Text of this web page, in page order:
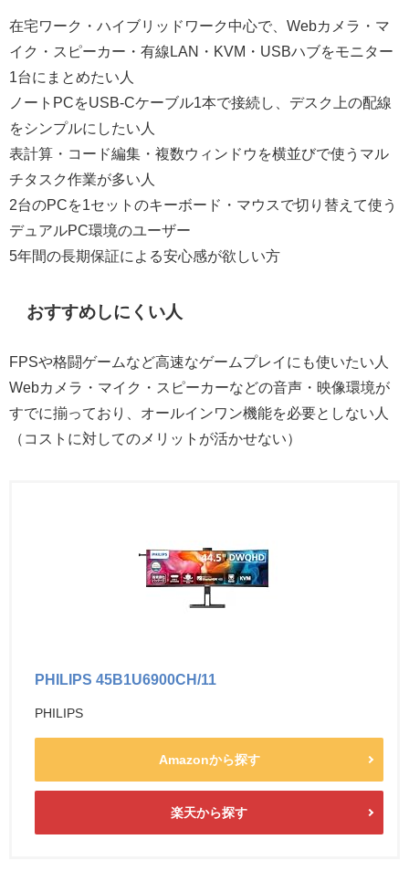
在宅ワーク・ハイブリッドワーク中心で、Webカメラ・マ
イク・スピーカー・有線LAN・KVM・USBハブをモニター
1台にまとめたい人
ノートPCをUSB-Cケーブル1本で接続し、デスク上の配線
をシンプルにしたい人
表計算・コード編集・複数ウィンドウを横並びで使うマル
チタスク作業が多い人
2台のPCを1セットのキーボード・マウスで切り替えて使う
デュアルPC環境のユーザー
5年間の長期保証による安心感が欲しい方
おすすめしにくい人
FPSや格闘ゲームなど高速なゲームプレイにも使いたい人
Webカメラ・マイク・スピーカーなどの音声・映像環境が
すでに揃っており、オールインワン機能を必要としない人
（コストに対してのメリットが活かせない）
PHILIPS 45B1U6900CH/11
PHILIPS
Amazonから探す
楽天から探す